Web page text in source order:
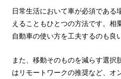
日常生活において車が必須である
えることもひとつの方法です。相
自動車の使い方を工夫するのも良
また、移動そのものを減らす選択
はリモートワークの推奨など、オ